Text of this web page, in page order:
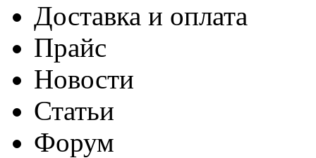
Доставка и оплата
Прайс
Новости
Статьи
Форум